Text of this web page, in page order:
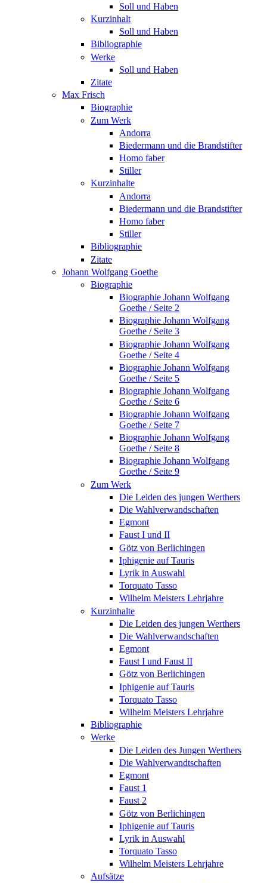
Soll und Haben
Kurzinhalt
Soll und Haben
Bibliographie
Werke
Soll und Haben
Zitate
Max Frisch
Biographie
Zum Werk
Andorra
Biedermann und die Brandstifter
Homo faber
Stiller
Kurzinhalte
Andorra
Biedermann und die Brandstifter
Homo faber
Stiller
Bibliographie
Zitate
Johann Wolfgang Goethe
Biographie
Biographie Johann Wolfgang
Goethe / Seite 2
Biographie Johann Wolfgang
Goethe / Seite 3
Biographie Johann Wolfgang
Goethe / Seite 4
Biographie Johann Wolfgang
Goethe / Seite 5
Biographie Johann Wolfgang
Goethe / Seite 6
Biographie Johann Wolfgang
Goethe / Seite 7
Biographie Johann Wolfgang
Goethe / Seite 8
Biographie Johann Wolfgang
Goethe / Seite 9
Zum Werk
Die Leiden des jungen Werthers
Die Wahlverwandschaften
Egmont
Faust I und II
Götz von Berlichingen
Iphigenie auf Tauris
Lyrik in Auswahl
Torquato Tasso
Wilhelm Meisters Lehrjahre
Kurzinhalte
Die Leiden des jungen Werthers
Die Wahlverwandschaften
Egmont
Faust I und Faust II
Götz von Berlichingen
Iphigenie auf Tauris
Torquato Tasso
Wilhelm Meisters Lehrjahre
Bibliographie
Werke
Die Leiden des Jungen Werthers
Die Wahlverwandtschaften
Egmont
Faust 1
Faust 2
Götz von Berlichingen
Iphigenie auf Tauris
Lyrik in Auswahl
Torquato Tasso
Wilhelm Meisters Lehrjahre
Aufsätze